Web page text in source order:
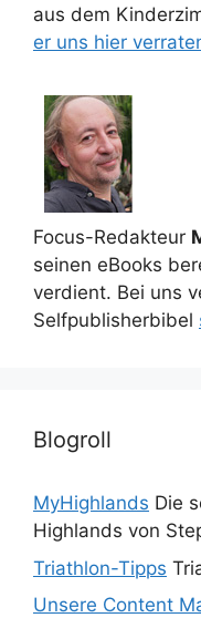
aus dem
er uns hier
Focus-Redakteur
seinen eBooks
verdient. Bei uns
Selfpublisherbibel
Blogroll
MyHighlands Die
Highlands von
Triathlon-Tipps
Unsere Content